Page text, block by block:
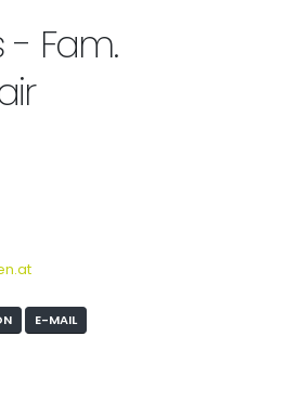
- Fam.
E-MAIL